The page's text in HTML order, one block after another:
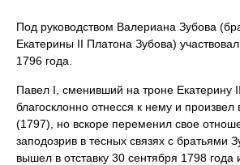
Под руководством Валериана Зубова
Екатерины II Платона Зубова)
1796 года.
Павел I, сменивший на троне Екатерину
благосклонно отнесся к нему и
(1797), но вскоре переменил свое
заподозрив в тесных связях с братьями
вышел в отставку 30 сентября 1798